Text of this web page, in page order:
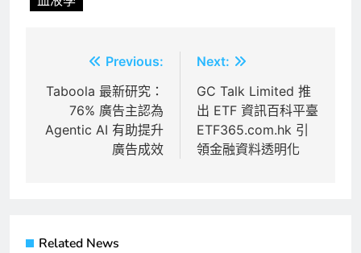
章
導
Previous:
Taboola 最新研究：
76% 廣告主認為
Agentic AI 有助提升
廣告成效
Next:
GC Talk Limited 推
出 ETF 資訊百科平臺
ETF365.com.hk 引
領金融資料透明化
Related News